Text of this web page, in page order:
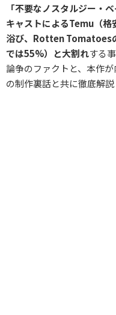
「不要なノスタルジー・
キャストによるTemu（格
浴び、Rotten Tomatoes
では55%）と大割れする
論争のファクトと、本作
の制作裏話と共に徹底解説